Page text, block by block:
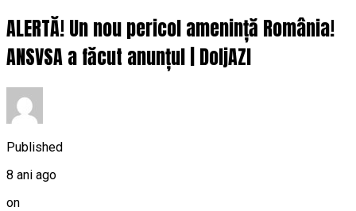
ALERTĂ! Un nou pericol amenință România!
ANSVSA a făcut anunțul | DoljAZI
Published
8 ani ago
on